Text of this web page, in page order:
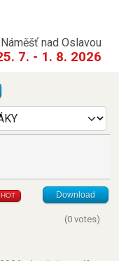
Náměšť nad Oslavou
7. - 1. 8. 2026
HOT Download
(0 votes)